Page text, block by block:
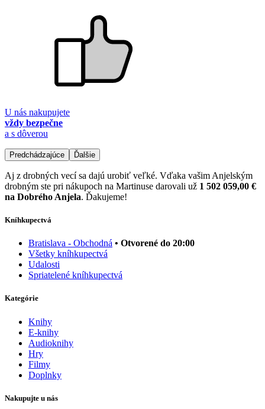
U nás nakupujete
vždy bezpečne
a s dôverou
Predchádzajúce Ďalšie
Aj z drobných vecí sa dajú urobiť veľké. Vďaka vašim Anjelským
drobným ste pri nákupoch na Martinuse darovali už 1 502 059,00 €
na Dobrého Anjela. Ďakujeme!
Kníhkupectvá
Bratislava - Obchodná • Otvorené do 20:00
Všetky kníhkupectvá
Udalosti
Spriatelené kníhkupectvá
Kategórie
Knihy
E-knihy
Audioknihy
Hry
Filmy
Doplnky
Nakupujte u nás